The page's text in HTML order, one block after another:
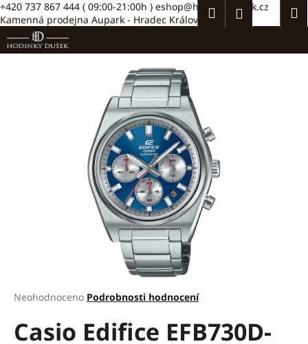
Přejít
na
+420 737 867 444 ( 09:00-21:00h ) eshop@hodinkydusek.cz
Kamenná prodejna Aupark - Hradec Králové >>
HledatPřihlášení
Průměrné
produktu
je
Neohodnoceno Podrobnosti hodnocení
Casio Edifice EFB730D-
K
o
š
í
Zpět
Zpět
e
n
a